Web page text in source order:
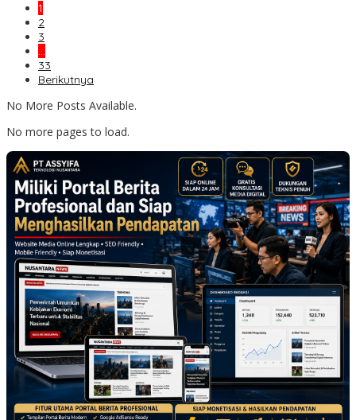
1
2
3
…
33
Berikutnya
No More Posts Available.
No more pages to load.